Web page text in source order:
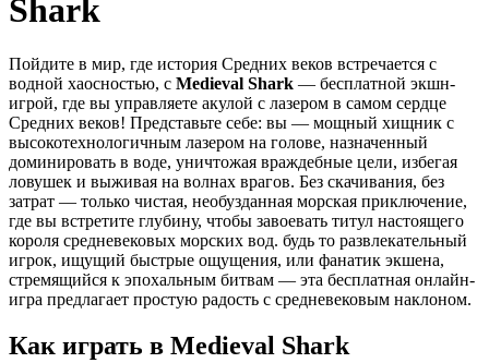
Shark
Пойдите в мир, где история Средних веков встречается с
водной хаосностью, с Medieval Shark — бесплатной экшн-
игрой, где вы управляете акулой с лазером в самом сердце
Средних веков! Представьте себе: вы — мощный хищник с
высокотехнологичным лазером на голове, назначенный
доминировать в воде, уничтожая враждебные цели, избегая
ловушек и выживая на волнах врагов. Без скачивания, без
затрат — только чистая, необузданная морская приключение,
где вы встретите глубину, чтобы завоевать титул настоящего
короля средневековых морских вод. будь то развлекательный
игрок, ищущий быстрые ощущения, или фанатик экшена,
стремящийся к эпохальным битвам — эта бесплатная онлайн-
игра предлагает простую радость с средневековым наклоном.
Как играть в Medieval Shark